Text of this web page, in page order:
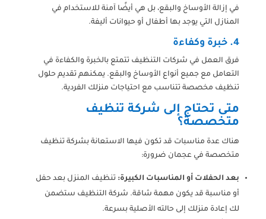
في إزالة الأوساخ والبقع، بل هي أيضًا آمنة للاستخدام في
المنازل التي يوجد بها أطفال أو حيوانات أليفة.
4. خبرة وكفاءة
فرق العمل في شركات التنظيف تتمتع بالخبرة والكفاءة في
التعامل مع جميع أنواع الأوساخ والبقع. يمكنهم تقديم حلول
تنظيف مخصصة تتناسب مع احتياجات منزلك الفردية.
متى تحتاج إلى شركة تنظيف
متخصصة؟
هناك عدة مناسبات قد تكون فيها الاستعانة بشركة تنظيف
متخصصة في عجمان ضرورة:
بعد الحفلات أو المناسبات الكبيرة: تنظيف المنزل بعد حفل
أو مناسبة قد يكون مهمة شاقة. شركة التنظيف ستضمن
لك إعادة منزلك إلى حالته الأصلية بسرعة.